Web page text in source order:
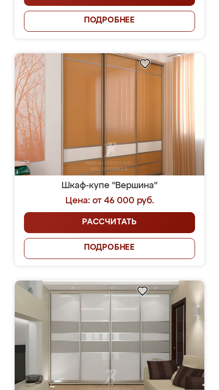
ПОДРОБНЕЕ
Шкаф-купе "Вершина"
Цена: от 46 000 руб.
РАССЧИТАТЬ
ПОДРОБНЕЕ